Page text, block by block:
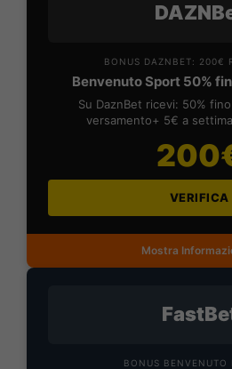
BONUS DAZNBET: 200€
Benvenuto Sport 50%
Su DaznBet ricevi: 50%
versamento+ 5€ a
VERIFICA
Mostra
BONUS BENVENUTO